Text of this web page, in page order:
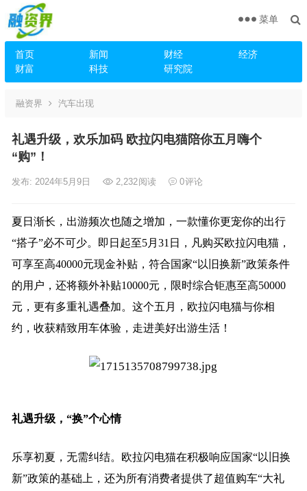
首页 新闻 财经
经济
财富
科技 研究院
菜单
融资界 汽车出现
礼遇升级，欢乐加码 欧拉闪电猫陪你五月嗨个
“购”！
发布: 2024年5月9日 2,232阅读 0评论
夏日渐长，出游频次也随之增加，一款懂你更宠你的出行
“搭子”必不可少。即日起至5月31日，凡购买欧拉闪电猫，
可享至高40000元现金补贴，符合国家“以旧换新”政策条件
的用户，还将额外补贴10000元，限时综合钜惠至高50000
元，更有多重礼遇叠加。这个五月，欧拉闪电猫与你相
约，收获精致用车体验，走进美好出游生活！
礼遇升级，“换”个心情
乐享初夏，无需纠结。欧拉闪电猫在积极响应国家“以旧换
新”政策的基础上，还为所有消费者提供了超值购车“大礼